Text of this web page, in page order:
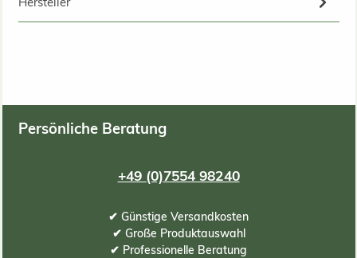
Persönliche Beratung
+49 (0)7554 98240
✔ Günstige Versandkosten
✔ Große Produktauswahl
✔ Professionelle Beratung